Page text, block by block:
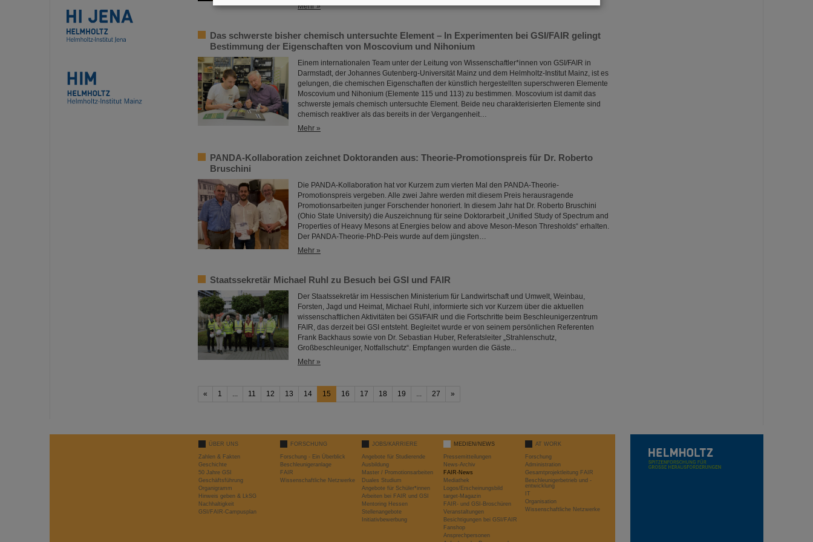
Mehr »
Das schwerste bisher chemisch untersuchte Element – In Experimenten bei GSI/FAIR gelingt
Bestimmung der Eigenschaften von Moscovium und Nihonium
Einem internationalen Team unter der Leitung von Wissenschaftler*innen von GSI/FAIR in
Darmstadt, der Johannes Gutenberg-Universität Mainz und dem Helmholtz-Institut Mainz, ist es
gelungen, die chemischen Eigenschaften der künstlich hergestellten superschweren Elemente
Moscovium und Nihonium (Elemente 115 und 113) zu bestimmen. Moscovium ist damit das
schwerste jemals chemisch untersuchte Element. Beide neu charakterisierten Elemente sind
chemisch reaktiver als das bereits in der Vergangenheit…
Mehr »
PANDA-Kollaboration zeichnet Doktoranden aus: Theorie-Promotionspreis für Dr. Roberto
Bruschini
Die PANDA-Kollaboration hat vor Kurzem zum vierten Mal den PANDA-Theorie-
Promotionspreis vergeben. Alle zwei Jahre werden mit diesem Preis herausragende
Promotionsarbeiten junger Forschender honoriert. In diesem Jahr hat Dr. Roberto Bruschini
(Ohio State University) die Auszeichnung für seine Doktorarbeit „Unified Study of Spectrum and
Properties of Heavy Mesons at Energies below and above Meson-Meson Thresholds“ erhalten.
Der PANDA-Theorie-PhD-Peis wurde auf dem jüngsten…
Mehr »
Staatssekretär Michael Ruhl zu Besuch bei GSI und FAIR
Der Staatssekretär im Hessischen Ministerium für Landwirtschaft und Umwelt, Weinbau,
Forsten, Jagd und Heimat, Michael Ruhl, informierte sich vor Kurzem über die aktuellen
wissenschaftlichen Aktivitäten bei GSI/FAIR und die Fortschritte beim Beschleunigerzentrum
FAIR, das derzeit bei GSI entsteht. Begleitet wurde er von seinem persönlichen Referenten
Frank Backhaus sowie von Dr. Sebastian Huber, Referatsleiter „Strahlenschutz,
Großbeschleuniger, Notfallschutz“. Empfangen wurden die Gäste...
Mehr »
« 1 ... 11 12 13 14 15 16 17 18 19 ... 27 »
ÜBER UNS
Zahlen & Fakten
Geschichte
50 Jahre GSI
Geschäftsführung
Organigramm
Hinweis geben & LkSG
Nachhaltigkeit
GSI/FAIR-Campusplan
FORSCHUNG
Forschung - Ein Überblick
Beschleunigeranlage
FAIR
Wissenschaftliche Netzwerke
JOBS/KARRIERE
Angebote für Studierende
Ausbildung
Master / Promotionsarbeiten
Duales Studium
Angebote für Schüler*innen
Arbeiten bei FAIR und GSI
Mentoring Hessen
Stellenangebote
Initiativbewerbung
MEDIEN/NEWS
Pressemitteilungen
News-Archiv
FAIR-News
Mediathek
Logos/Erscheinungsbild
target-Magazin
FAIR- und GSI-Broschüren
Veranstaltungen
Besichtigungen bei GSI/FAIR
Fanshop
Ansprechpersonen
AT WORK
Forschung
Administration
Gesamtprojektleitung FAIR
Beschleunigerbetrieb und -
entwicklung
IT
Organisation
Wissenschaftliche Netzwerke